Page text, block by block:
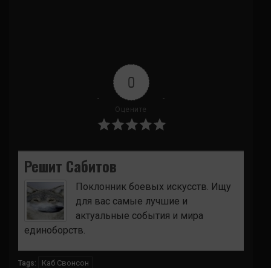
0
Оцените
Решит Сабитов
Поклонник боевых искусств. Ищу
для вас самые лучшие и
актуальные события и мира
единоборств.
Tags: Каб Свонсон